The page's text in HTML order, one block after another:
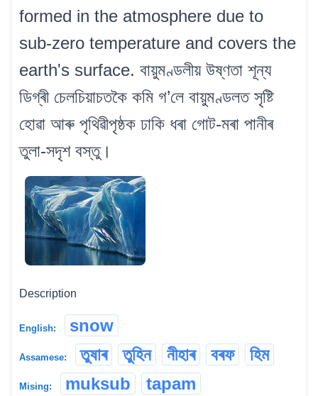
formed in the atmosphere due to
sub-zero temperature and covers the
earth's surface. বায়ুমণ্ডলীয় উষ্ণতা শূন্য
ডিগ্ৰী চেলচিয়াচতকৈ কমি গ’লে বায়ুমণ্ডলত সৃষ্টি
হোৱা আৰু পৃথিৱীপৃষ্ঠক ঢাকি ধৰা গোট-মৰা পানীৰ
তুলা-সদৃশ বস্তু।
Description
English: snow
Assamese: তুষাৰ তুহিন নীহাৰ বৰফ হিম
Mising: muksub tapam